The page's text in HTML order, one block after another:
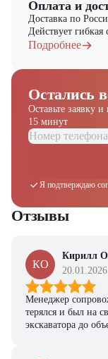
Оплата и
Доставка по
Действует гибкая
Подробнее
Остались
Оставьте заявку
15 минут
Я подтверждаю
Отзывы
КО
Кирилл
20.01.2026
Менеджер
терялся и был на
экскаватора до